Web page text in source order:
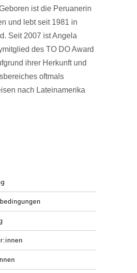
ist die Peruanerin
und lebt seit 1981 in
Seit 2007 ist Angela
des TO DO Award
ihrer Herkunft und
oftmals
nach Lateinamerika